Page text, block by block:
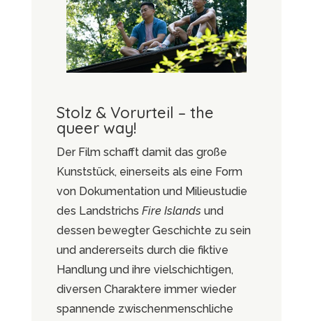
Stolz & Vorurteil – the
queer way!
Der Film schafft damit das große
Kunststück, einerseits als eine Form
von Dokumentation und Milieustudie
des Landstrichs Fire Islands und
dessen bewegter Geschichte zu sein
und andererseits durch die fiktive
Handlung und ihre vielschichtigen,
diversen Charaktere immer wieder
spannende zwischenmenschliche